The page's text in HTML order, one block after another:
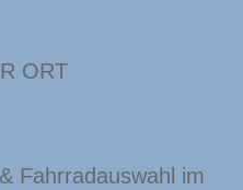
ORT
Fahrradauswahl im